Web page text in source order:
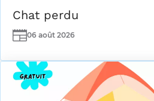
Chat perdu
Date(s)
06 août 2026